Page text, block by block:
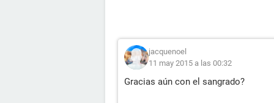
jacquenoel
11 may 2015 a las 00:32
Gracias aún con el sangrado?